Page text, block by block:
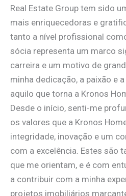
Real Estate Group tem sido
mais enriquecedoras e
tanto a nível profissional
sócia representa um marco
carreira e um motivo de
minha dedicação, a paixão e
aquilo que torna a Kronos
Desde o início, senti-me
os valores que a Kronos
integridade, inovação e um
com a excelência. Estes são
que me orientam, e é com
a contribuir com a minha
projetos imobiliários